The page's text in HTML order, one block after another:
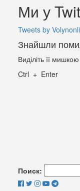
Ми у
Tweets by
Знайшли
Виділіть її
Ctrl + Enter
Поиск: